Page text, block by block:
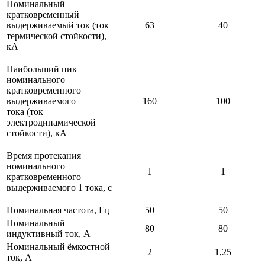
Номинальный
кратковременный
выдерживаемый ток (ток
термической стойкости),
кА
63 40
Наибольший пик
номинального
кратковременного
выдерживаемого
тока (ток
электродинамической
стойкости), кА
160 100
Время протекания
номинального
кратковременного
выдерживаемого 1 тока, с
1 1
Номинальная частота, Гц 50
50
Номинальный
индуктивный ток, А
80
80
Номинальный ёмкостной
ток, А
2
1,25